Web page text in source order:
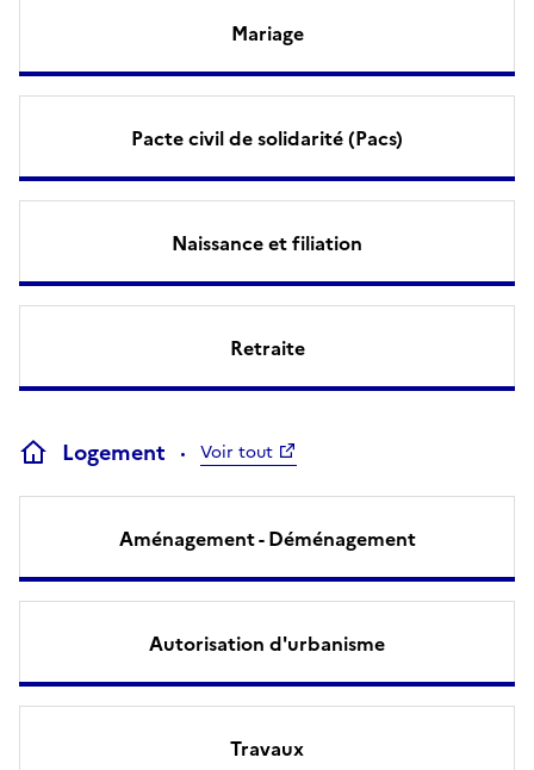
Mariage
Pacte civil de solidarité (Pacs)
Naissance et filiation
Retraite
Logement Voir tout
Aménagement - Déménagement
Autorisation d'urbanisme
Travaux